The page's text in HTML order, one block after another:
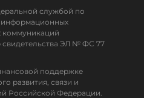
службой по
информационных
коммуникаций
ЭЛ № ФС 77
поддержке
развития, связи и
Российской Федерации.